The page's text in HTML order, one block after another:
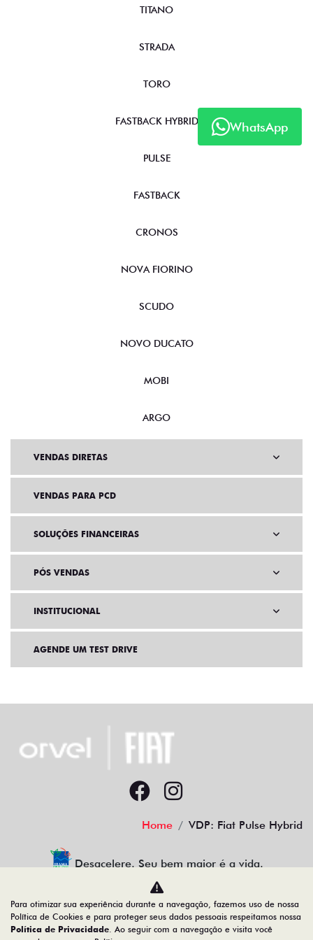
WhatsApp
TITANO
STRADA
TORO
FASTBACK HYBRID
PULSE
FASTBACK
CRONOS
NOVA FIORINO
SCUDO
NOVO DUCATO
MOBI
ARGO
VENDAS DIRETAS
VENDAS PARA PCD
SOLUÇÕES FINANCEIRAS
PÓS VENDAS
INSTITUCIONAL
AGENDE UM TEST DRIVE
Home VDP: Fiat Pulse Hybrid
Desacelere. Seu bem maior é a vida.
12.655.933/0001-04
Para otimizar sua experiência durante a navegação, fazemos uso de nossa
Política de Cookies e para proteger seus dados pessoais respeitamos nossa
Política de Privacidade. Ao seguir com a navegação e visita você